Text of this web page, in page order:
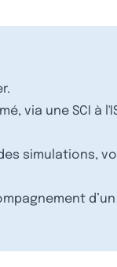
via une SCI à
simulations,